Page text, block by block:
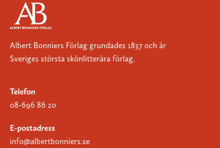
Albert Bonniers Förlag grundades 1837 och är
Sveriges största skönlitterära förlag.
Telefon
08-696 86 20
E-postadress
info@albertbonniers.se